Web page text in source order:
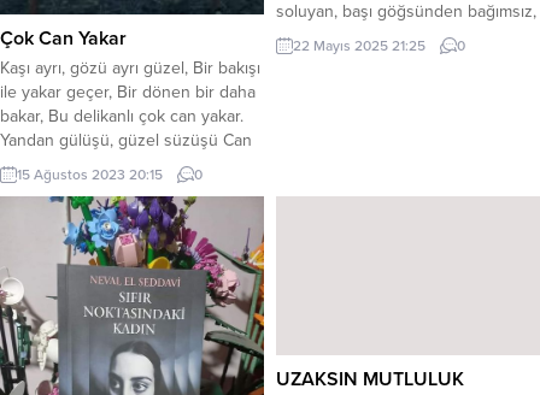
Çok Can Yakar
Kaşı ayrı, gözü ayrı güzel, Bir bakışı
ile yakar geçer, Bir dönen bir daha
bakar, Bu delikanlı çok can yakar.
Yandan gülüşü, güzel süzüşü Can
yakar, sözü, gülüşü, Bir bırakın,
baksın geçsin Soldurmasın hiç bir
gülüşü. Yakışıklılık bir yere kadar,
Fazla can yakar, Sevdi mi yürek
dayanmaz, Aşkından derbeder
yapar....
15 Ağustos 2023 20:15 0
soluyan, başı göğsünden bağımsız,
göğsünde her biri bir çift ayak
taşıyan üç halkanın yer aldığı,
22 Mayıs 2025 21:25 0
UZAKSIN MUTLULUK